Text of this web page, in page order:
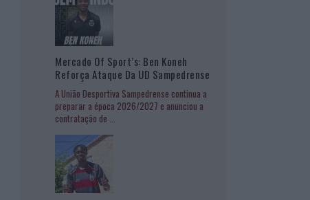
Mercado Of Sport’s: Ben Koneh
Reforça Ataque Da UD Sampedrense
A União Desportiva Sampedrense continua a
preparar a época 2026/2027 e anunciou a
contratação de ...